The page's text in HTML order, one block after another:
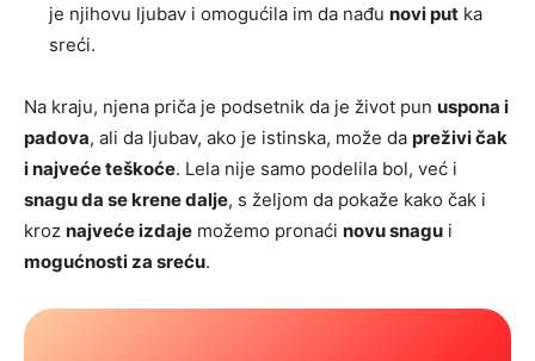
je njihovu ljubav i omogućila im da nađu novi put ka
sreći.
Na kraju, njena priča je podsetnik da je život pun uspona i
padova, ali da ljubav, ako je istinska, može da preživi čak
i najveće teškoće. Lela nije samo podelila bol, već i
snagu da se krene dalje, s željom da pokaže kako čak i
kroz najveće izdaje možemo pronaći novu snagu i
mogućnosti za sreću.